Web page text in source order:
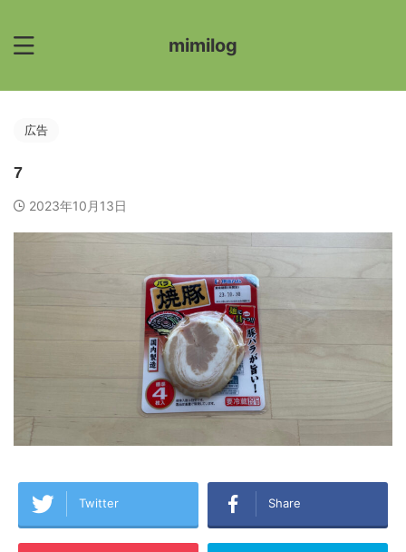
mimilog
広告
7
2023年10月13日
Twitter Share